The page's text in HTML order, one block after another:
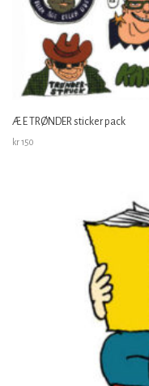
Æ E TRØNDER sticker pack
kr150